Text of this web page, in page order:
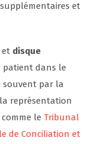
et
et disque
patient dans le
souvent par la
représentation
le Tribunal
de Conciliation et